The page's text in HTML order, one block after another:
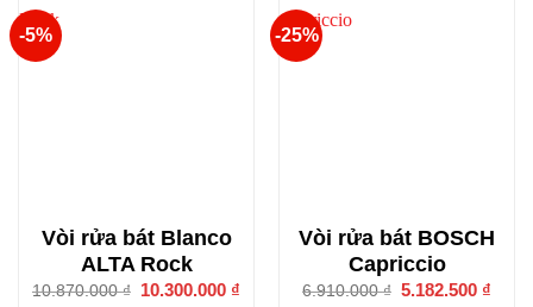
-5%
Vòi rửa bát Blanco
ALTA Rock
10.870.000₫
Giá
10.300.000 ₫
-25%
Vòi rửa bát BOSCH
Capriccio
6.910.000₫ Giá
5.182.500 ₫